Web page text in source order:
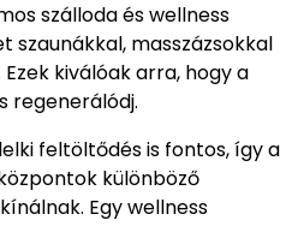
szálloda és wellness
szaunákkal, masszázsokkal
kiválóak arra, hogy a
regenerálódj.
feltöltődés is fontos, így a
különböző
Egy wellness